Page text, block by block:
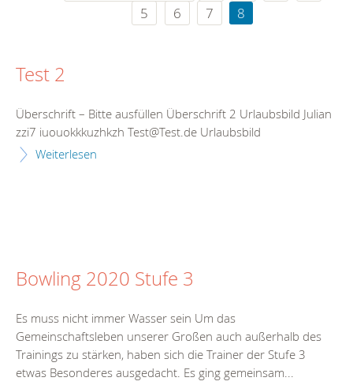
5
6 7 8
Test 2
Überschrift – Bitte ausfüllen Überschrift 2 Urlaubsbild Julian
zzi7 iuouokkkuzhkzh Test@Test.de Urlaubsbild
Weiterlesen
Bowling 2020 Stufe 3
Es muss nicht immer Wasser sein Um das
Gemeinschaftsleben unserer Großen auch außerhalb des
Trainings zu stärken, haben sich die Trainer der Stufe 3
etwas Besonderes ausgedacht. Es ging gemeinsam...